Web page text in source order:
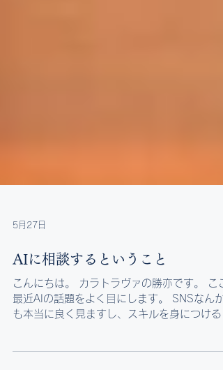
5月27日
AIに相談するということ